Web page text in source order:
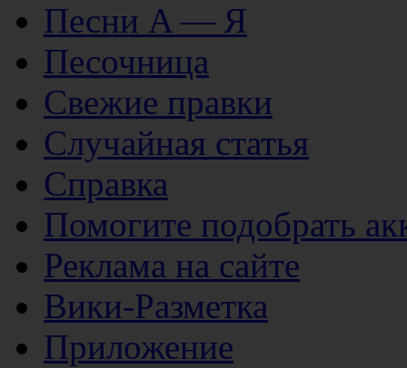
Песни А — Я
Песочница
Свежие правки
Случайная статья
Справка
Помогите подобрать
Реклама на сайте
Вики-Разметка
Приложение